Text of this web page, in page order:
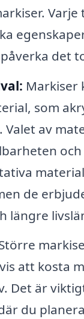
Varje
det
Markiser
som
Valet av
de
längre
att kosta
Det är
du